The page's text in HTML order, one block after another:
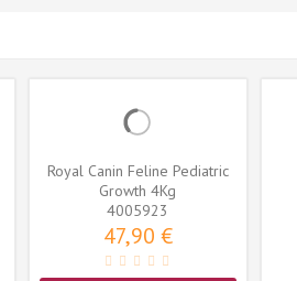
Royal Canin Feline Pediatric
Growth 4Kg
4005923
47,90 €